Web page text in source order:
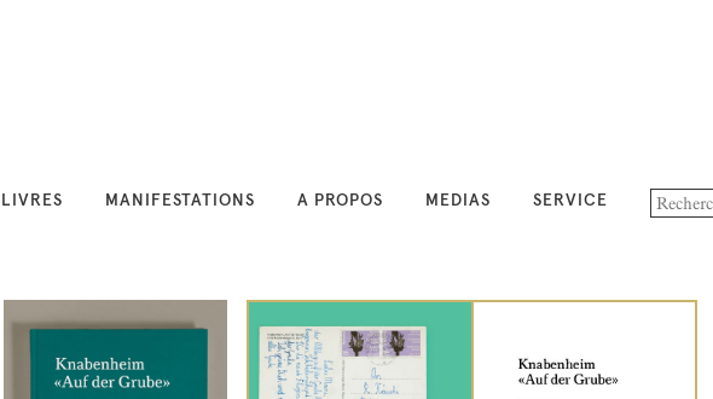
LIVRES MANIFESTATIONS A PROPOS MEDIAS SERVICE